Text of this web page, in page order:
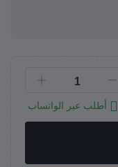
أطلب عبر الواتساب